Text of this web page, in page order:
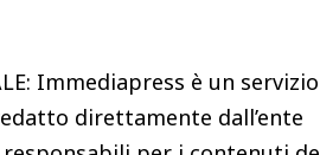
Immediapress è un servizio
direttamente dall’ente